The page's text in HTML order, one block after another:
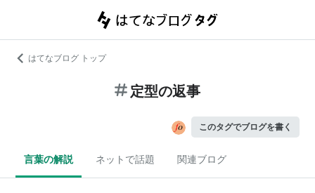
はてなブログ トップ
定型の返事
このタグでブログを書く
言葉の解説 ネットで話題 関連ブログ